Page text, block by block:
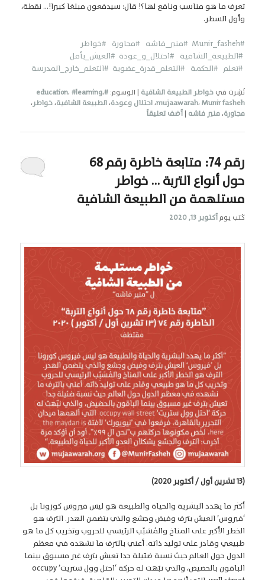
تعرف ما هو مناسب ونافع لها؟! قال: سيدفعون مبلغا كبيرا!… نقطة،
وأول السطر.
#Munir_fasheh #منير_فاشه #مجاورة
#خواطر
#الطبيعة_الشافية #احتلال_و_عودة #العيش_بأمل
#تعلم
#الحكمة #التعلم_قدرة_عضوية #التعلم_خارج_المدرسة
نُشِرت في خواطر الطبيعة الشافية | الوسوم: #education ،#learning،
mujaawarah،Munir fasheh ،احتلال وعودة،الطبيعة الشافية،خواطر،
مجاورة،منير فاشه |أضف تعليقاً
رقم 74: متابعة خاطرة رقم 68
حول أنواع التربة … خواطر
مستلهمة من الطبيعة الشافية
كُتب يومأكتوبر 13, 2020
(13 تشرين أول / أكتوبر 2020)
أكثر ما يهدد البشرية والحياة والطبيعة هو ليس فيروس كورونا بل
‘فيروس’ العيش بترف وفيض وجشع والذي يتضمن الهدر. الترف هو
الخطر الأكبر على المناخ والمُسَبِّب الرئيسي للحروب وتخريب كل ما هو
طبيعي وقادر على توليد ذاته. أعني بالترف ما نشهده في معظم
الدول حول العالم حيث نسبة ضئيلة جدا تعيش بترف غير مسبوق بينما
الباقون بالحضيض، والذي نبّهت له حركة ‘احتل وول ستريت’ occupy